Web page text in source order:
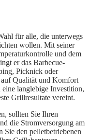
für alle, die unterwegs
wollen. Mit seiner
und dem
er das Barbecue-
Picknick oder
Qualität und Komfort
langlebige Investition,
Grillresultate vereint.
sollten Sie Ihren
die Stromversorgung am
Sie den pelletbetriebenen